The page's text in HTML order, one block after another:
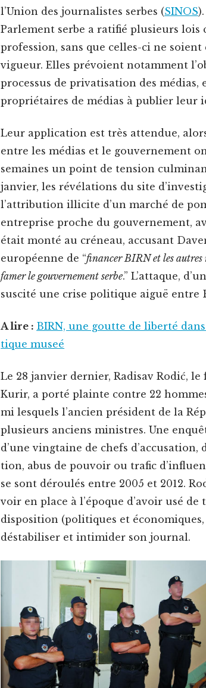
l’Union des jour­nal­istes serbes (SINOS
Par­lement serbe a rat­i­fié plusieurs lois
pro­fes­sion, sans que celles-ci ne soient
vigueur. Elles prévoient notam­ment
proces­sus de pri­vati­sa­tion des médias,
pro­prié­taires de médias à pub­li­er leur
Leur appli­ca­tion est très atten­due,
entre les médias et le gou­verne­ment
semaines un point de ten­sion
jan­vi­er, les révéla­tions du site
l’attribution illicite d’un marché de
entre­prise proche du gou­verne­ment,
était mon­té au créneau, accu­sant
européenne de “financer BIRN et les
famer le gou­verne­ment serbe.” L’attaque,
sus­cité une crise poli­tique aiguë entre
A lire : BIRN, une goutte de lib­erté
tique museé
Le 28 jan­vi­er dernier, Radis­av Rodić,
Kurir, a porté plainte con­tre 22
mi lesquels l’ancien prési­dent de la
plusieurs anciens min­istres. Une
d’une ving­taine de chefs
tion, abus de pou­voir ou traf­ic
se sont déroulés entre 2005 et 2012.
voir en place à l’époque d’avoir usé
dis­po­si­tion (poli­tiques et
désta­bilis­er et intimider son journal.